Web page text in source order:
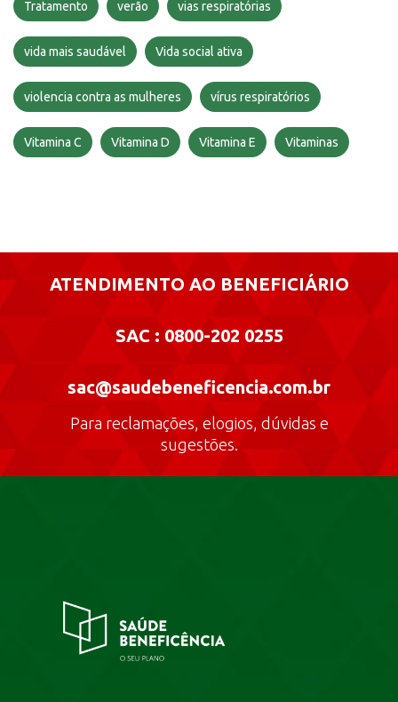
Tratamento verão vias respiratórias
vida mais saudável Vida social ativa
violencia contra as mulheres vírus respiratórios
Vitamina C Vitamina D Vitamina E Vitaminas
ATENDIMENTO AO BENEFICIÁRIO
SAC : 0800-202 0255
sac@saudebeneficencia.com.br
Para reclamações, elogios, dúvidas e
sugestões.